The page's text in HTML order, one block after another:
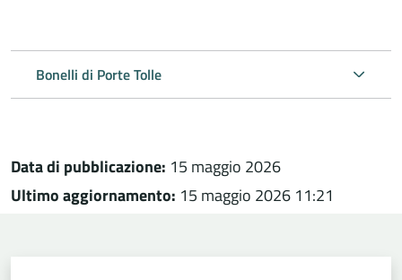
Bonelli di Porte Tolle
Data di pubblicazione: 15 maggio 2026
Ultimo aggiornamento: 15 maggio 2026 11:21